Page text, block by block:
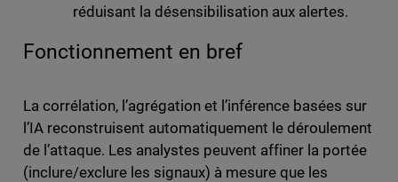
réduisant la désensibilisation aux alertes.
Fonctionnement en bref
La corrélation, l’agrégation et l’inférence basées sur
l’IA reconstruisent automatiquement le déroulement
de l’attaque. Les analystes peuvent affiner la portée
(inclure/exclure les signaux) à mesure que les